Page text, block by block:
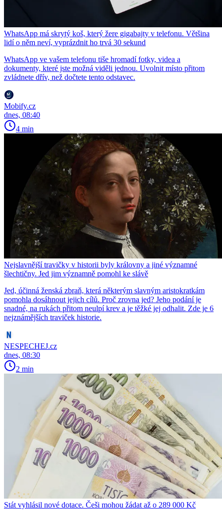
WhatsApp má skrytý koš, který žere gigabajty v telefonu. Většina
lidí o něm neví, vyprázdnit ho trvá 30 sekund
WhatsApp ve vašem telefonu tiše hromadí fotky, videa a
dokumenty, které jste možná viděli jednou. Uvolnit místo přitom
zvládnete dřív, než dočtete tento odstavec.
Mobify.cz
dnes, 08:40
4 min
Nejslavnější travičky v historii byly královny a jiné významné
šlechtičny. Jed jim významně pomohl ke slávě
Jed, účinná ženská zbraň, která některým slavným aristokratkám
pomohla dosáhnout jejich cílů. Proč zrovna jed? Jeho podání je
snadné, na rukách přitom neulpí krev a je těžké jej odhalit. Zde je 6
nejznámějších traviček historie.
NESPECHEJ.cz
dnes, 08:30
2 min
Stát vyhlásil nové dotace. Češi mohou žádat až o 289 000 Kč